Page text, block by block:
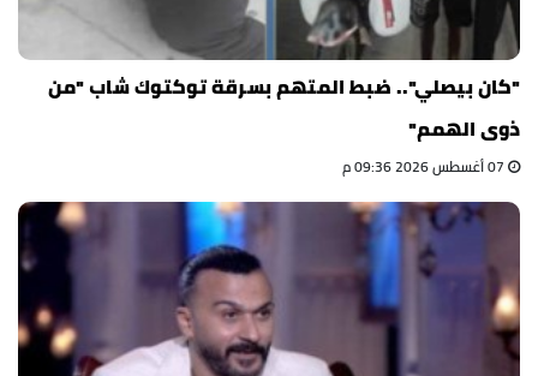
"كان بيصلي".. ضبط المتهم بسرقة توكتوك شاب "من
ذوى الهمم"